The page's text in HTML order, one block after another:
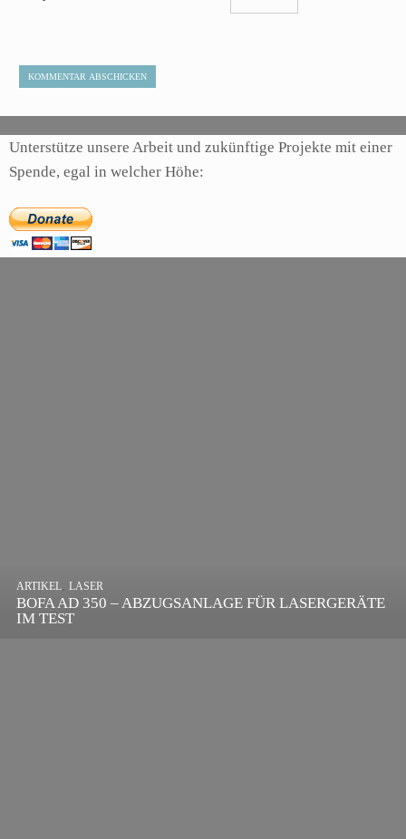
Unterstütze unsere Arbeit und zukünftige Projekte mit einer
Spende, egal in welcher Höhe:
BOFA AD 350 – ABZUGSANLAGE FÜR LASERGERÄTE
IM TEST
ARTIKEL, LASER
DIE BEDEUTENDSTEN SCHRITTE ZUR
ERFOLGREICHEN MARKENBILDUNG IN DER
DIGITALEN ÄRA
ARTIKEL SONSTIGE